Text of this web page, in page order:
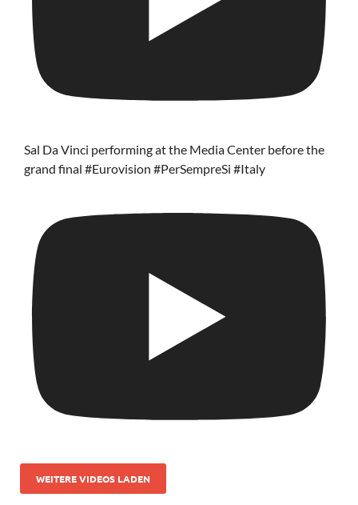
Sal Da Vinci performing at the Media Center before the
grand final #Eurovision #PerSempreSi #Italy
WEITERE VIDEOS LADEN